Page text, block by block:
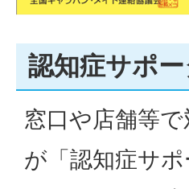
認知症サポ
窓口や店舗等
が「認知症サ